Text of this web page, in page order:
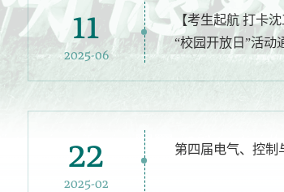
11
2025-06
【考生起航 打卡
“校园开放日”活动
22
2025-02
第四届电气、控制